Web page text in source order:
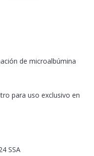
de microalbúmina
para uso exclusivo en
SSA